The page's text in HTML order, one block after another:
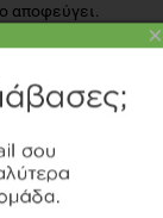
αποφεύγει.
τροφές, τα
Επίσης
ότι το
τους
ότι πρέπει
×